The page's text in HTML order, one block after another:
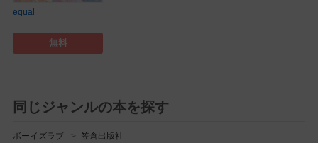
equal
無料
同じジャンルの本を探す
ボーイズラブ 笠倉出版社